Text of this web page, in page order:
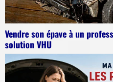
Vendre son épave à un
solution VHU